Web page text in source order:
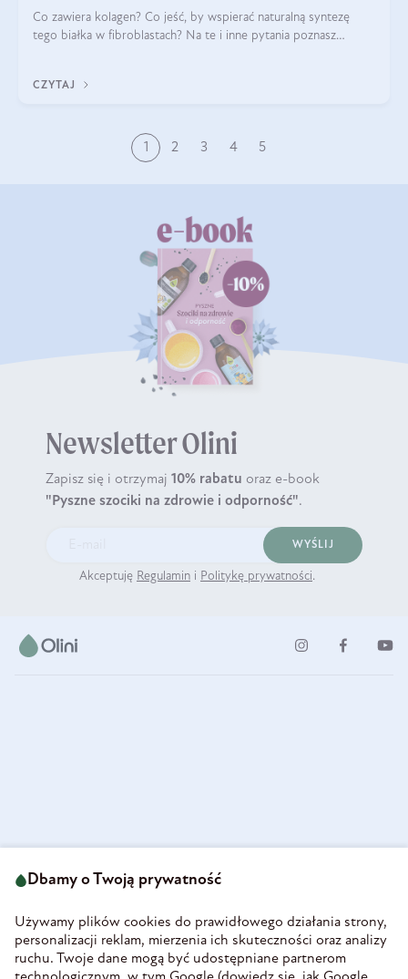
Co zawiera kolagen? Co jeść, by wspierać naturalną syntezę
tego białka w fibroblastach? Na te i inne pytania poznasz
CZYTAJ
1 2 3 4 5
Newsletter Olini
Zapisz się i otrzymaj 10% rabatu oraz e-book
"Pyszne szociki na zdrowie i odporność".
WYŚLIJ
Akceptuję Regulamin i Politykę prywatności.
58-160 Świebodzice
REGON 890213034
INFORMACJE
Dbamy o Twoją prywatność
Używamy plików cookies do prawidłowego działania strony,
personalizacji reklam, mierzenia ich skuteczności oraz analizy
ruchu. Twoje dane mogą być udostępniane partnerom